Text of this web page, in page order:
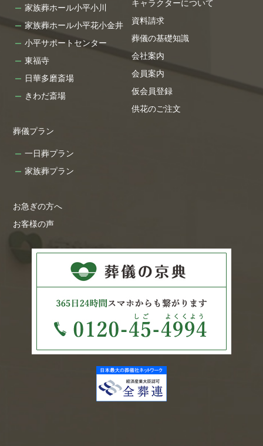
家族葬ホール小平小川
家族葬ホール小平花小金井
小平サポートセンター
東福寺
日華多磨斎場
きわだ斎場
葬儀プラン
一日葬プラン
家族葬プラン
お急ぎの方へ
お客様の声
キャラクターについて
資料請求
葬儀の基礎知識
会社案内
会員案内
仮会員登録
供花のご注文